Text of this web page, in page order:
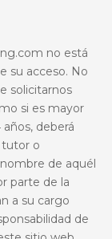
no está
su acceso. No
solicitarnos
si es mayor
deberá
tutor o
de aquél
parte de la
a su cargo
de